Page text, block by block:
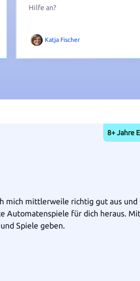
Hilfe an?
Katja Fischer
8+ Jahre
mich mittlerweile richtig gut aus und
Automatenspiele für dich heraus. Mit
Spiele geben.